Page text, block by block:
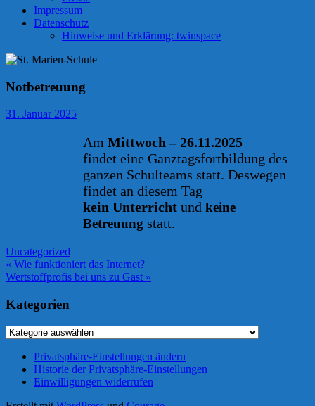
Impressum
Datenschutz
Hinweise und Erklärung: twinspace
Notbetreuung
31. Januar 2025
AmMittwoch – 26.11.2025–
findet eine Ganztagsfortbildung des
ganzen Schulteams statt. Deswegen
findet an diesem Tag
kein Unterricht undkeine
Betreuungstatt.
Uncategorized
Beitragsnavigation
« Wie funktioniert das Internet?
Wertstoffprofis bei uns zu Gast »
Kategorien
Kategorien
Privatsphäre-Einstellungen ändern
Historie der Privatsphäre-Einstellungen
Einwilligungen widerrufen